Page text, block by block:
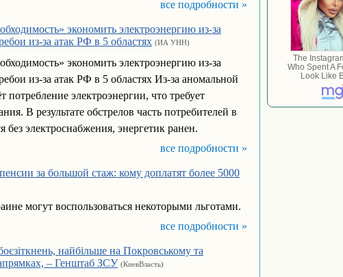
все подробности »
экономить электроэнергию из-за
из-за атак РФ в 5 областях (ИА УНН)
экономить электроэнергию из-за
из-за атак РФ в 5 областях Из-за аномальной
потребление электроэнергии, что требует
В результате обстрелов часть потребителей в
без электроснабжения, энергетик ранен.
все подробности »
за большой стаж: кому доплатят более 5000
могут воспользоваться некоторыми льготами.
все подробности »
найбільше на Покровському та
– Генштаб ЗСУ (КиевВласть)